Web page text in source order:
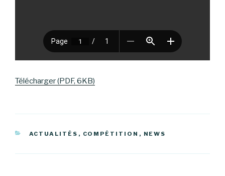
Télécharger (PDF, 6KB)
CATÉGORIES
ACTUALITÉS , COMPÉTITION , NEWS